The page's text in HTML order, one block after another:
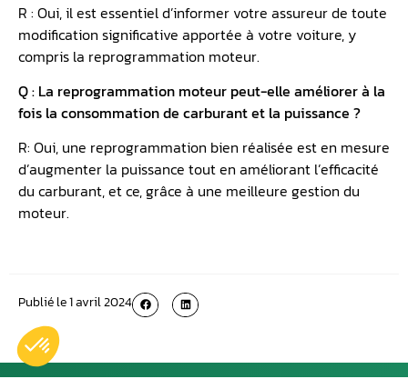
R : Oui, il est essentiel d’informer votre assureur de toute
modification significative apportée à votre voiture, y
compris la reprogrammation moteur.
Q : La reprogrammation moteur peut-elle améliorer à la
fois la consommation de carburant et la puissance ?
R: Oui, une reprogrammation bien réalisée est en mesure
d’augmenter la puissance tout en améliorant l’efficacité
du carburant, et ce, grâce à une meilleure gestion du
moteur.
Publié le1 avril 2024